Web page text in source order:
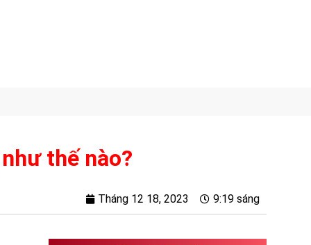
thế nào?
Tháng 12 18, 2023 9:19 sáng